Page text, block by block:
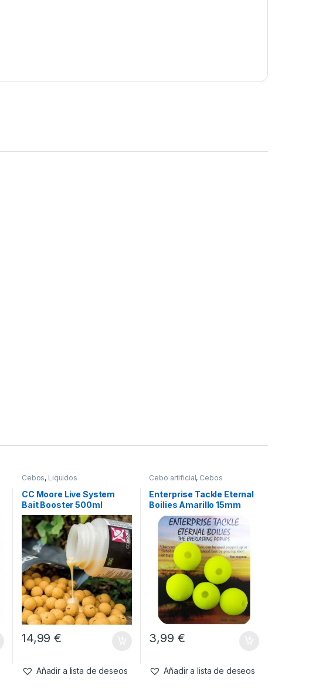
Cebos, Liquidos
CC Moore Live System
Bait Booster 500ml
14,99€
Añadir a lista de deseos
Cebo artificial, Cebos
Enterprise Tackle Eternal
Boilies Amarillo 15mm
3,99 €
Añadir a lista de deseos